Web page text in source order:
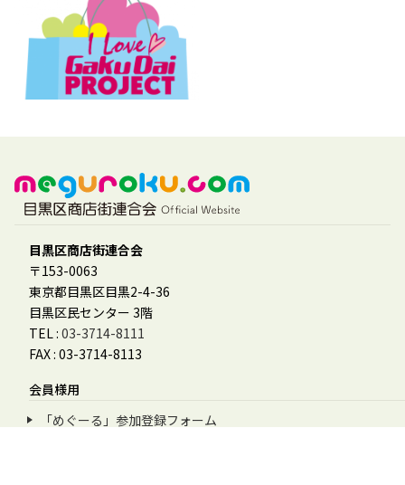
目黒区商店街連合会
〒153-0063
東京都目黒区目黒2-4-36
目黒区民センター 3階
TEL : 03-3714-8111
FAX : 03-3714-8113
会員様用
「めぐーる」参加登録フォーム